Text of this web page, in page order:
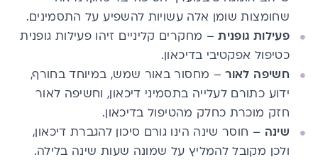
שחומצות שומן אלה עשויות להשפיע על התסמינים.
פעילות גופנית– מחקרים קליניים זיהו פעילות גופנית
כטיפול אפקטיבי בדיכאון.
חשיפה לאור– מחסור באור שמש, במיוחד בחורף,
ידוע כתורם לעלייה בתסמיני דיכאון, וחשיפה לאור
חזק מוכרת כחלק מהטיפול בדיכאון.
שינה – חוסר שינה הינו גורם סיכון להגברת דיכאון,
ולכן מקובל להמליץ על שמונה שעות שינה בלילה.